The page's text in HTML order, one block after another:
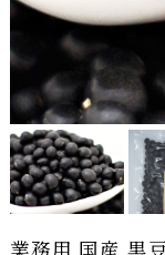
業務用 国産 黒